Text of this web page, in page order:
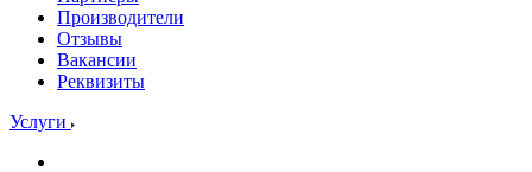
Производители
Отзывы
Вакансии
Реквизиты
Услуги